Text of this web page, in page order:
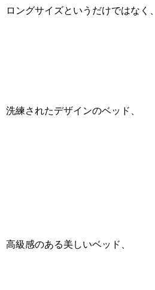
ロングサイズというだけではなく、
洗練されたデザインのベッド、
高級感のある美しいベッド、